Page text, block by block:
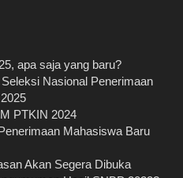
apa saja yang baru?
Nasional Penerimaan
PTKIN 2024
Mahasiswa Baru
Akan Segera Dibuka